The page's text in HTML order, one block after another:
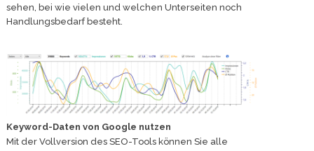
sehen, bei wie vielen und welchen Unterseiten noch
Handlungsbedarf besteht.
Keyword-Daten von Google nutzen
Mit der Vollversion des SEO-Tools können Sie alle